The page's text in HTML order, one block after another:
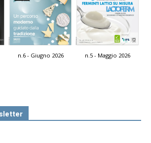
n.6 - Giugno 2026 n.5 - Maggio 2026